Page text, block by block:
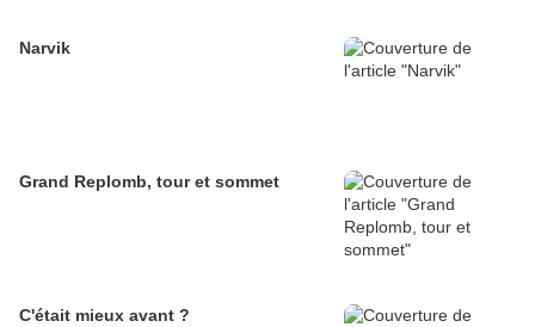
Narvik
Grand Replomb, tour et sommet
C'était mieux avant ?